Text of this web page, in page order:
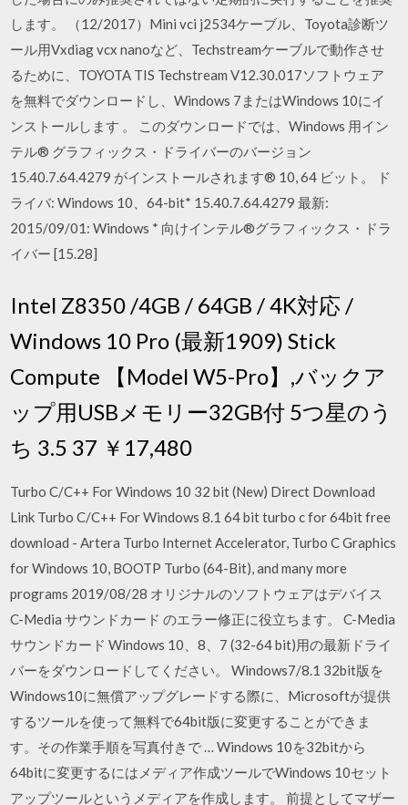
します。 （12/2017）Mini vci j2534ケーブル、Toyota診断ツ
ール用Vxdiag vcx nanoなど、Techstreamケーブルで動作させ
るために、TOYOTA TIS Techstream V12.30.017ソフトウェア
を無料でダウンロードし、Windows 7またはWindows 10にイ
ンストールします 。 このダウンロードでは、Windows 用イン
テル® グラフィックス・ドライバーのバージョン
15.40.7.64.4279 がインストールされます® 10, 64 ビット。 ド
ライバ: Windows 10、64-bit* 15.40.7.64.4279 最新:
2015/09/01: Windows * 向けインテル®グラフィックス・ドラ
イバー [15.28]
Intel Z8350 /4GB / 64GB / 4K対応 /
Windows 10 Pro (最新1909) Stick
Compute 【Model W5-Pro】,バックア
ップ用USBメモリー32GB付 5つ星のう
ち 3.5 37 ￥17,480
Turbo C/C++ For Windows 10 32 bit (New) Direct Download
Link Turbo C/C++ For Windows 8.1 64 bit turbo c for 64bit free
download - Artera Turbo Internet Accelerator, Turbo C Graphics
for Windows 10, BOOTP Turbo (64-Bit), and many more
programs 2019/08/28 オリジナルのソフトウェアはデバイス
C-Media サウンドカード のエラー修正に役立ちます。 C-Media
サウンドカード Windows 10、8、7 (32-64 bit)用の最新ドライ
バーをダウンロードしてください。 Windows7/8.1 32bit版を
Windows10に無償アップグレードする際に、Microsoftが提供
するツールを使って無料で64bit版に変更することができま
す。その作業手順を写真付きで … Windows 10を32bitから
64bitに変更するにはメディア作成ツールでWindows 10セット
アップツールというメディアを作成します。 前提としてマザー